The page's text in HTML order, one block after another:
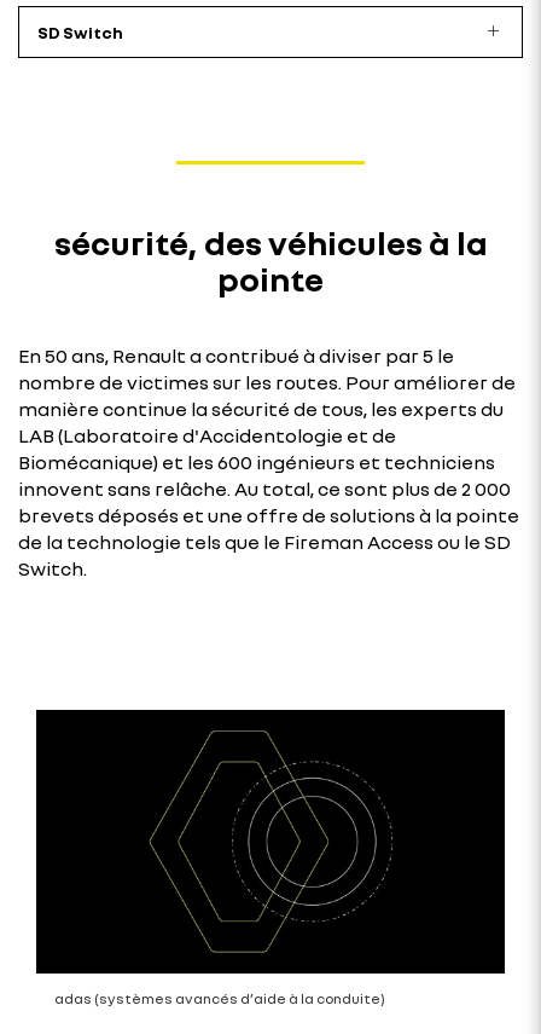
SD Switch
sécurité, des véhicules à la
pointe
En 50 ans, Renault a contribué à diviser par 5 le
nombre de victimes sur les routes. Pour améliorer de
manière continue la sécurité de tous, les experts du
LAB (Laboratoire d'Accidentologie et de
Biomécanique) et les 600 ingénieurs et techniciens
innovent sans relâche. Au total, ce sont plus de 2 000
brevets déposés et une offre de solutions à la pointe
de la technologie tels que le Fireman Access ou le SD
Switch.
adas (systèmes avancés d’aide à la conduite)